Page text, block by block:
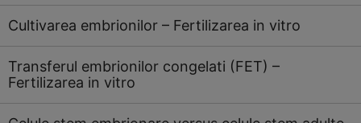
Cultivarea embrionilor – Fertilizarea in vitro
Transferul embrionilor congelati (FET) –
Fertilizarea in vitro